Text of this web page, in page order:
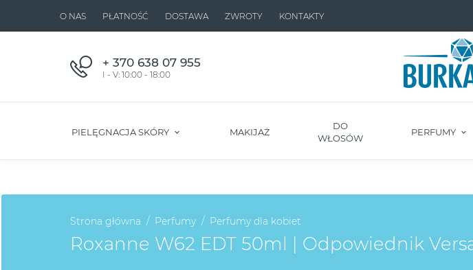
O NAS PŁATNOŚĆ DOSTAWA ZWROTY KONTAKTY
+ 370 638 07 955
I - V: 10:00 - 18:00
PIELĘGNACJA SKÓRY MAKIJAŻ
DO
WŁOSÓW
PERFUMY
Strona główna Perfumy Perfumy dla kobiet
Roxanne W62 EDT 50ml | Odpowiednik